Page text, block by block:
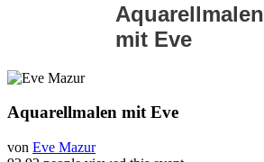
Aquarellmalen
mit Eve
Aquarellmalen mit Eve
von Eve Mazur